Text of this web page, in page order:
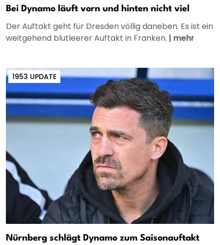
Bei Dynamo läuft vorn und hinten nicht viel
Der Auftakt geht für Dresden völlig daneben. Es ist ein
weitgehend blutleerer Auftakt in Franken. | mehr
1953 UPDATE
Nürnberg schlägt Dynamo zum Saisonauftakt